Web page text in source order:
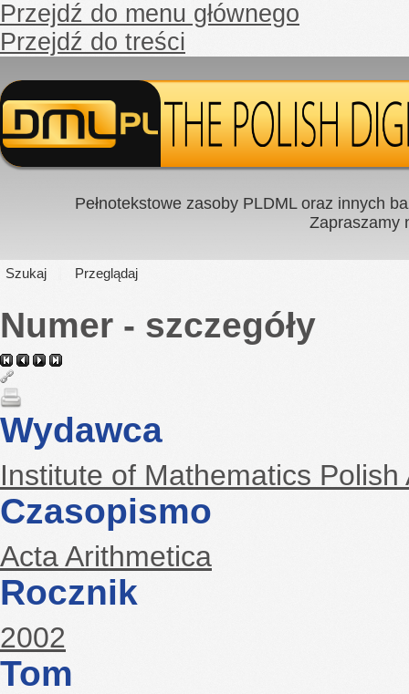
Przejdź do menu głównego
Przejdź do treści
Pełnotekstowe zasoby PLDML oraz innych
Zapraszamy
Szukaj Przeglądaj
Numer - szczegóły
Wydawca
Institute of Mathematics
Czasopismo
Acta Arithmetica
Rocznik
2002
Tom